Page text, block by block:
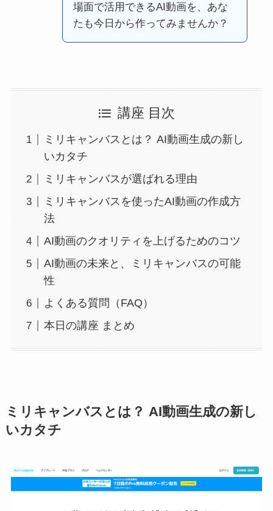
場面で活用できるAI動画を、あな
たも今日から作ってみませんか？
講座 目次
ミリキャンバスとは？ AI動画生成の新し
いカタチ
ミリキャンバスが選ばれる理由
ミリキャンバスを使ったAI動画の作成方
法
AI動画のクオリティを上げるためのコツ
AI動画の未来と、ミリキャンバスの可能
性
よくある質問（FAQ）
本日の講座 まとめ
ミリキャンバスとは？ AI動画生成の新し
いカタチ